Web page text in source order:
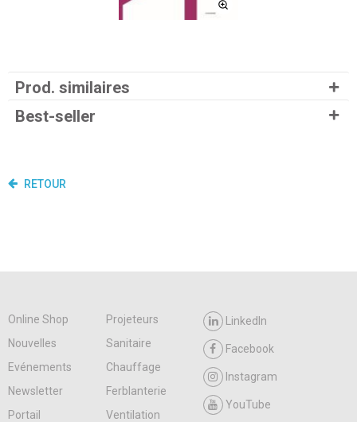
Prod. similaires
Best-seller
RETOUR
Online Shop
Projeteurs
Nouvelles
Sanitaire
Evénements
Chauffage
Newsletter
Ferblanterie
Portail
Ventilation
LinkedIn
Facebook
Instagram
YouTube